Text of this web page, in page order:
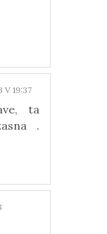
V 19:37
ta
.